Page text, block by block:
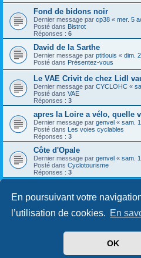
En poursuivant votre
l’utilisation de cookies. En
OK
Fond de bidons noir
Dernier message par cp38 « mer. 5
Posté dans Bistrot
Réponses : 6
David de la Sarthe
Dernier message par ptitlouis « dim.
Posté dans Présentez-vous
Le VAE Crivit de chez Lidl
Dernier message par CYCLOHC «
Posté dans VAE
Réponses : 3
apres la Loire a vélo, quelle
Dernier message par genvel « sam.
Posté dans Les voies cyclables
Réponses : 3
Côte d'Opale
Dernier message par genvel « sam.
Posté dans Cyclotourisme
Réponses : 3
8 résultats trouvés
phpBB ® Forum